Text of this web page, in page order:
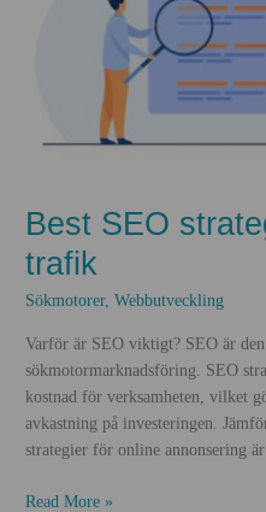
Best SEO
trafik
Sökmotorer, Webbutveckling
Varför är SEO viktigt? SEO är
sökmotormarknadsföring. SEO
kostnad för verksamheten, vilket
avkastning på investeringen.
strategier för online annonsering
Best
Read More »